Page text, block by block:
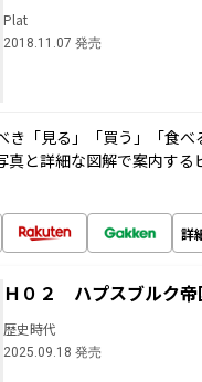
Plat
2018.11.07 発売
き「見る」「買う」「食べ
真と詳細な図解で案内する
詳
Ｈ０２ ハプスブルク帝
歴史時代
2025.09.18 発売